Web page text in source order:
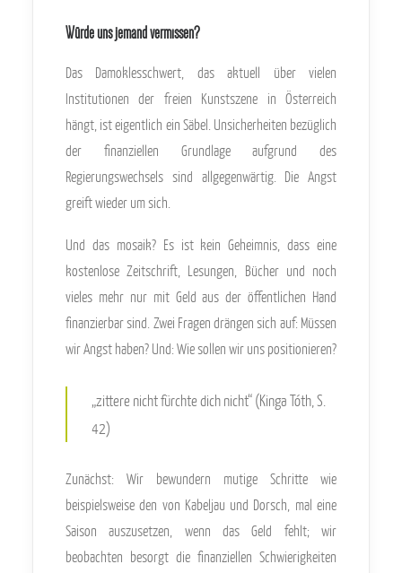
Würde uns jemand vermissen?
Das Damoklesschwert, das aktuell über vielen
Institutionen der freien Kunstszene in Österreich
hängt, ist eigentlich ein Säbel. Unsicherheiten bezüglich
der finanziellen Grundlage aufgrund des
Regierungswechsels sind allgegenwärtig. Die Angst
greift wieder um sich.
Und das mosaik? Es ist kein Geheimnis, dass eine
kostenlose Zeitschrift, Lesungen, Bücher und noch
vieles mehr nur mit Geld aus der öffentlichen Hand
finanzierbar sind. Zwei Fragen drängen sich auf: Müssen
wir Angst haben? Und: Wie sollen wir uns positionieren?
„zittere nicht fürchte dich nicht“ (Kinga Tóth, S.
42)
Zunächst: Wir bewundern mutige Schritte wie
beispielsweise den von Kabeljau und Dorsch, mal eine
Saison auszusetzen, wenn das Geld fehlt; wir
beobachten besorgt die finanziellen Schwierigkeiten